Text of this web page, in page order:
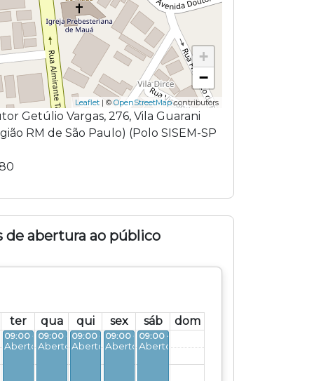
+
−
Leaflet | © OpenStreetMapcontributors
Getúlio Vargas, 276, Vila Guarani
RM de São Paulo) (Polo SISEM-SP
de abertura ao público
ter qua qui sex sáb dom
16:00
09:00 - 16:00
Aberto
09:00 - 16:00
Aberto
09:00 - 16:00
Aberto
09:00 - 16:00
Aberto
09:00 - 15:00
Aberto